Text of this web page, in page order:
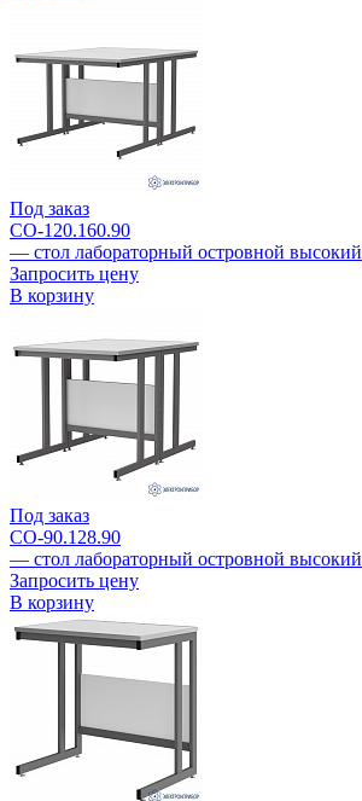
Под заказ
СО-120.160.90
— стол лабораторный островной высокий
Запросить цену
В корзину
Под заказ
СО-90.128.90
— стол лабораторный островной высокий
Запросить цену
В корзину